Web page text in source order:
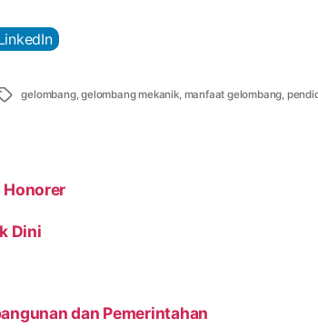
gelombang,gelombang mekanik, manfaat gelombang,
Honorer
Dini
dan Pemerintahan